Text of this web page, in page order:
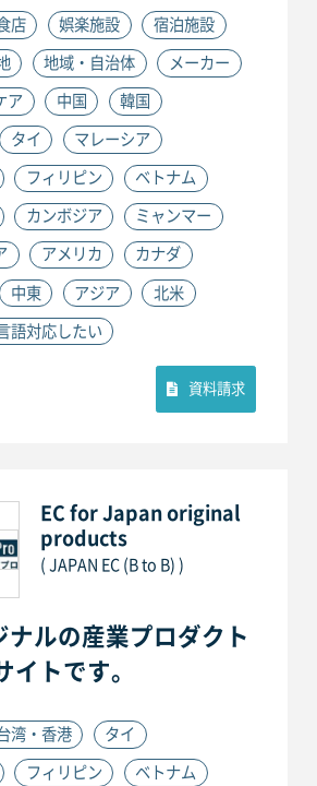
店 娯楽施設 宿泊施設
地域・自治体 メーカー
ア 中国 韓国
タイ マレーシア
フィリピン ベトナム
カンボジア ミャンマー
アメリカ カナダ
中東 アジア 北米
語対応したい
資料請求
EC for Japan original
products
( JAPAN EC (B to B) )
ナルの産業プロダクト
イトです。
湾・香港 タイ
フィリピン ベトナム